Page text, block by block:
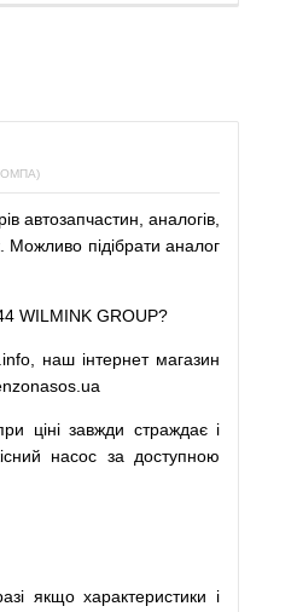
автозапчастин аналогів
Можливо підібрати аналог
WILMINK GROUP?
.info, наш інтернет магазин
ціні завжди страждає і
насос за доступною
якщо характеристики
і